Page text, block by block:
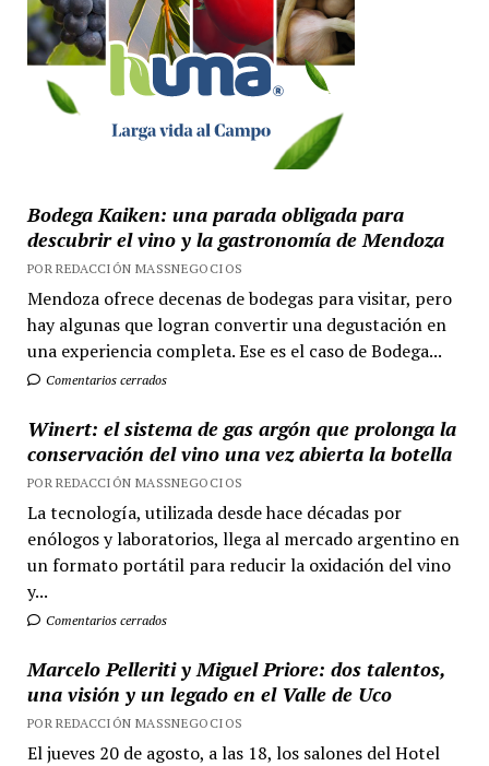
Bodega Kaiken: una parada obligada para
descubrir el vino y la gastronomía de Mendoza
POR REDACCIÓN MASSNEGOCIOS
Mendoza ofrece decenas de bodegas para visitar, pero
hay algunas que logran convertir una degustación en
una experiencia completa. Ese es el caso de Bodega...
Comentarios cerrados
Winert: el sistema de gas argón que prolonga la
conservación del vino una vez abierta la botella
POR REDACCIÓN MASSNEGOCIOS
La tecnología, utilizada desde hace décadas por
enólogos y laboratorios, llega al mercado argentino en
un formato portátil para reducir la oxidación del vino
y...
Comentarios cerrados
Marcelo Pelleriti y Miguel Priore: dos talentos,
una visión y un legado en el Valle de Uco
POR REDACCIÓN MASSNEGOCIOS
El jueves 20 de agosto, a las 18, los salones del Hotel